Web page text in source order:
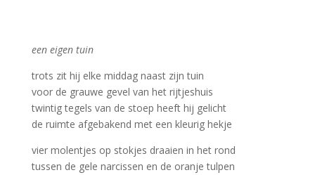
een eigen tuin
trots zit hij elke middag naast zijn tuin
voor de grauwe gevel van het rijtjeshuis
twintig tegels van de stoep heeft hij gelicht
de ruimte afgebakend met een kleurig hekje
vier molentjes op stokjes draaien in het rond
tussen de gele narcissen en de oranje tulpen